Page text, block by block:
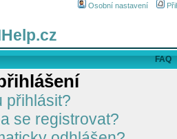
Osobní nastavení
FAQ
přihlásit?
se registrovat?